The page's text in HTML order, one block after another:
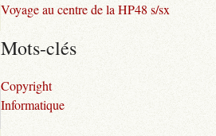
Voyage au centre de la HP48 s/sx
Mots-clés
Copyright
Informatique